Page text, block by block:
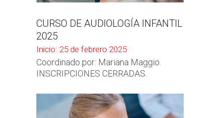
CURSO DE AUDIOLOGÍA INFANTIL
2025
Inicio: 25 de febrero 2025
Coordinado por: Mariana Maggio.
INSCRIPCIONES CERRADAS.